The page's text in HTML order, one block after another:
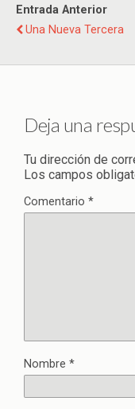
Entrada Anterior
Una Nueva Tercera
Deja una
Tu dirección de
Los campos
Comentario *
Nombre *